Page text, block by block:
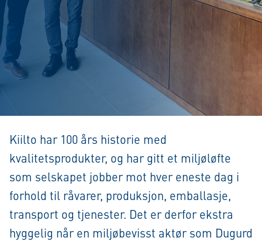
Kiilto har 100 års historie med
kvalitetsprodukter, og har gitt et miljøløfte
som selskapet jobber mot hver eneste dag i
forhold til råvarer, produksjon, emballasje,
transport og tjenester. Det er derfor ekstra
hyggelig når en miljøbevisst aktør som Dugurd